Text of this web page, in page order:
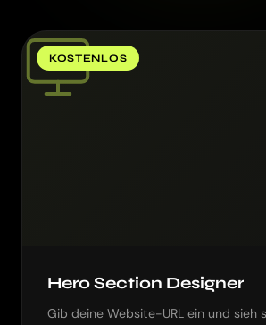
KOSTENLOS
Hero Section Designer
Gib deine Website-URL ein und sieh